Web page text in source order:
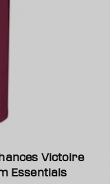
Victoire
Essentials